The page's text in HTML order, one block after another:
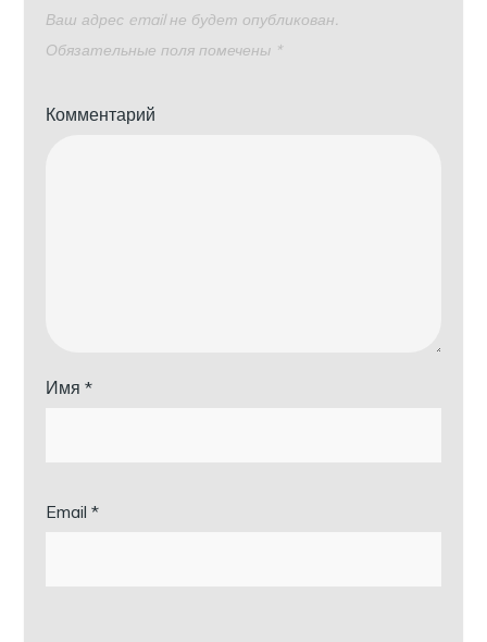
Ваш адрес email не будет опубликован.
Обязательные поля помечены *
Комментарий
Имя*
Email*